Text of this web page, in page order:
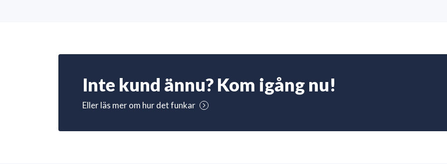
Inte kund ännu? Kom igång nu!
Eller läs mer om hur det funkar